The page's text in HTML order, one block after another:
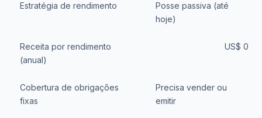
Estratégia de rendimento
Posse passiva (até
hoje)
Receita por rendimento
(anual)
US$ 0
Cobertura de obrigações
fixas
Precisa vender ou
emitir